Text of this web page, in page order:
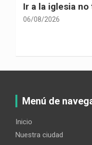
La memoria
los políticos,
Menú de
Inicio
Nuestra ciudad